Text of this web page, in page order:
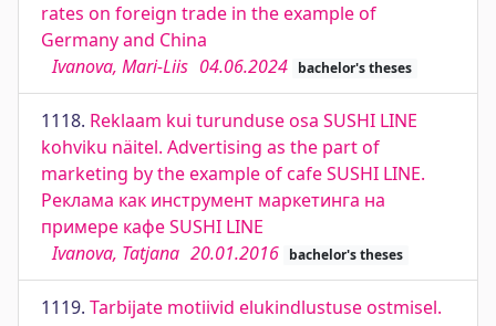
rates on foreign trade in the example of
Germany and China
Ivanova, Mari-Liis 04.06.2024 bachelor's theses
1118. Reklaam kui turunduse osa SUSHI LINE
kohviku näitel. Advertising as the part of
marketing by the example of cafe SUSHI LINE.
Реклама как инструмент маркетинга на
примере кафе SUSHI LINE
Ivanova, Tatjana 20.01.2016 bachelor's theses
1119. Tarbijate motiivid elukindlustuse ostmisel.